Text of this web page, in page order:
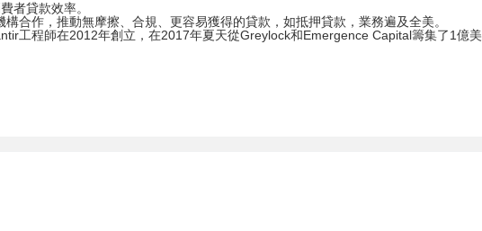
者貸款效率。
構合作，推動無摩擦、合規、更容易獲得的貸款，如抵押貸款，業務遍及全美。
工程師在2012年創立，在2017年夏天從Greylock和Emergence Capital籌集了1億美